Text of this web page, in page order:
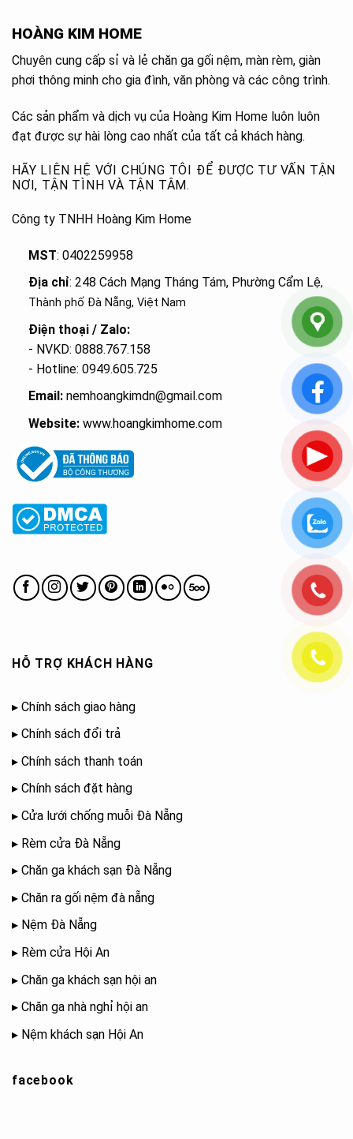
HOÀNG KIM HOME
Chuyên cung cấp sỉ và lẻ chăn ga gối nệm, màn rèm, giàn
phơi thông minh cho gia đình, văn phòng và các công trình.
Các sản phẩm và dịch vụ của Hoàng Kim Home luôn luôn
đạt được sự hài lòng cao nhất của tất cả khách hàng.
HÃY LIÊN HỆ VỚI CHÚNG TÔI ĐỂ ĐƯỢC TƯ VẤN TẬN
NƠI, TẬN TÌNH VÀ TẬN TÂM.
Công ty TNHH Hoàng Kim Home
MST: 0402259958
Địa chỉ: 248 Cách Mạng Tháng Tám, Phường Cẩm Lệ,
Thành phố Đà Nẵng, Việt Nam
Điện thoại / Zalo:
- NVKD: 0888.767.158
- Hotline: 0949.605.725
Email:nemhoangkimdn@gmail.com
Website: www.hoangkimhome.com
HỖ TRỢ KHÁCH HÀNG
▸ Chính sách giao hàng
▸ Chính sách đổi trả
▸ Chính sách thanh toán
▸ Chính sách đặt hàng
▸ Cửa lưới chống muỗi Đà Nẵng
▸ Rèm cửa Đà Nẵng
▸ Chăn ga khách sạn Đà Nẵng
▸ Chăn ra gối nệm đà nẵng
▸ Nệm Đà Nẵng
▸ Rèm cửa Hội An
▸ Chăn ga khách sạn hội an
▸ Chăn ga nhà nghỉ hội an
▸ Nệm khách sạn Hội An
facebook